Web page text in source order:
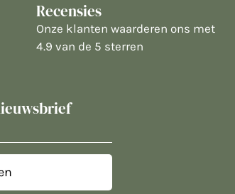
Recensies
Onze klanten waarderen ons met
4.9 van de 5 sterren